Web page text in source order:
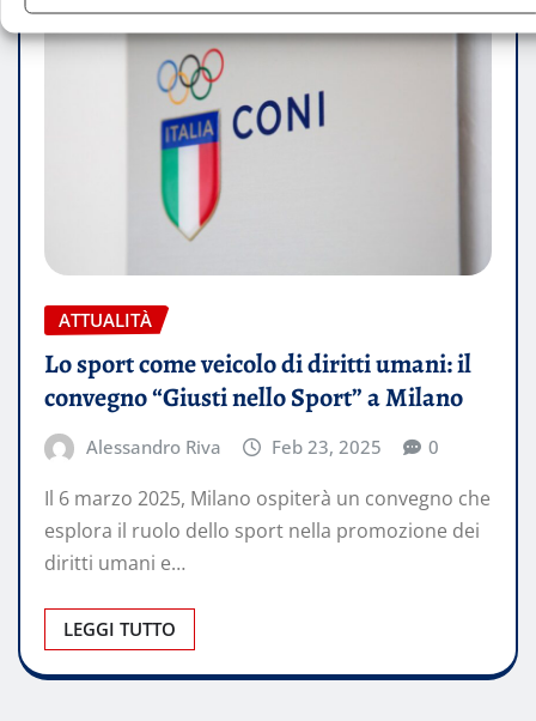
ATTUALITÀ
Lo sport come veicolo di diritti umani: il
convegno “Giusti nello Sport” a Milano
Alessandro Riva Feb 23, 2025 0
Il 6 marzo 2025, Milano ospiterà un convegno che
esplora il ruolo dello sport nella promozione dei
diritti umani e…
LEGGI TUTTO